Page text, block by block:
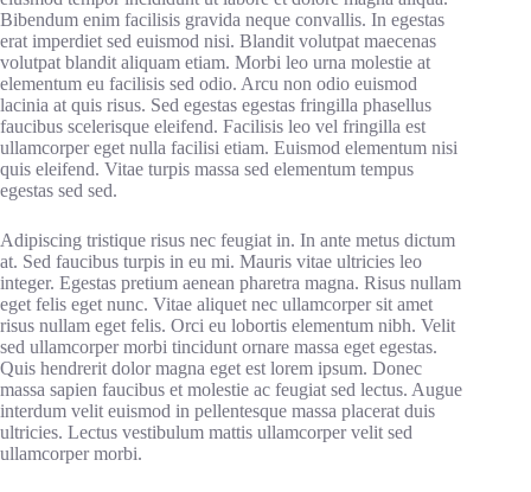
Bibendum enim facilisis gravida neque convallis. In egestas
erat imperdiet sed euismod nisi. Blandit volutpat maecenas
volutpat blandit aliquam etiam. Morbi leo urna molestie at
elementum eu facilisis sed odio. Arcu non odio euismod
lacinia at quis risus. Sed egestas egestas fringilla phasellus
faucibus scelerisque eleifend. Facilisis leo vel fringilla est
ullamcorper eget nulla facilisi etiam. Euismod elementum nisi
quis eleifend. Vitae turpis massa sed elementum tempus
egestas sed sed.
Adipiscing tristique risus nec feugiat in. In ante metus dictum
at. Sed faucibus turpis in eu mi. Mauris vitae ultricies leo
integer. Egestas pretium aenean pharetra magna. Risus nullam
eget felis eget nunc. Vitae aliquet nec ullamcorper sit amet
risus nullam eget felis. Orci eu lobortis elementum nibh. Velit
sed ullamcorper morbi tincidunt ornare massa eget egestas.
Quis hendrerit dolor magna eget est lorem ipsum. Donec
massa sapien faucibus et molestie ac feugiat sed lectus. Augue
interdum velit euismod in pellentesque massa placerat duis
ultricies. Lectus vestibulum mattis ullamcorper velit sed
ullamcorper morbi.